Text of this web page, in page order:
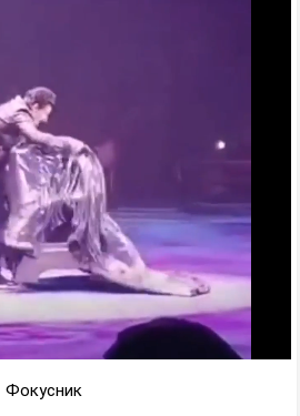
Фокусник